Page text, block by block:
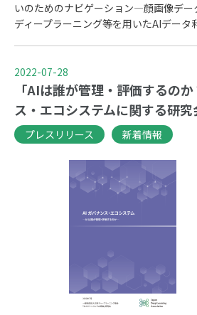
いのためのナビゲーション―顔画像デー
ディープラーニング等を用いたAIデータ
2022-07-28
「AIは誰が管理・評価するの
ス・エコシステムに関する研
プレスリリース 新着情報